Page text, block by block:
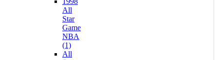
All
Star
Game
NBA
(1)
All